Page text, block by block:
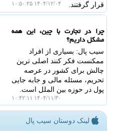
قرار گرفتند.
۱۴۰۴/۱۲/۰۴ ۱۰:۵۰:۲۵
چرا در تجارت با چین، این همه
مشکل داریم؟
سیب پال: بسیاری از افراد
ممکنست فکر کنند اصلی ترین
چالش برای کشور در عرصه
تحریم، مسئله مالی و جابه جایی
پول در حوزه بین الملل است.
۱۴۰۴/۱۱/۳۰ ۱۰:۴۲:۱۱
لینک دوستان سیب پال